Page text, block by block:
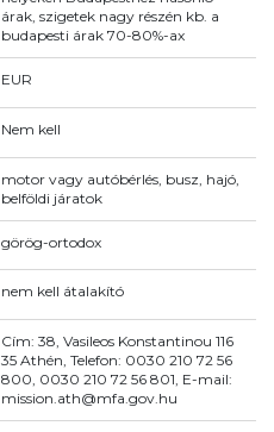
árak, szigetek nagy részén kb. a
budapesti árak 70-80%-ax
EUR
Nem kell
motor vagy autóbérlés, busz, hajó,
belföldi járatok
görög-ortodox
nem kell átalakító
Cím: 38, Vasileos Konstantinou 116
35 Athén, Telefon: 0030 210 72 56
800, 0030 210 72 56 801, E-mail:
mission.ath@mfa.gov.hu